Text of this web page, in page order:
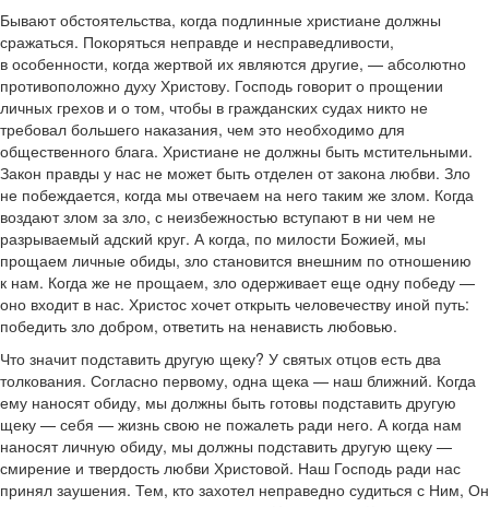
Бывают обстоятельства, когда подлинные христиане должны
сражаться. Покоряться неправде и несправедливости,
в особенности, когда жертвой их являются другие, — абсолютно
противоположно духу Христову. Господь говорит о прощении
личных грехов и о том, чтобы в гражданских судах никто не
требовал большего наказания, чем это необходимо для
общественного блага. Христиане не должны быть мстительными.
Закон правды у нас не может быть отделен от закона любви. Зло
не побеждается, когда мы отвечаем на него таким же злом. Когда
воздают злом за зло, с неизбежностью вступают в ни чем не
разрываемый адский круг. А когда, по милости Божией, мы
прощаем личные обиды, зло становится внешним по отношению
к нам. Когда же не прощаем, зло одерживает еще одну победу —
оно входит в нас. Христос хочет открыть человечеству иной путь:
победить зло добром, ответить на ненависть любовью.
Что значит подставить другую щеку? У святых отцов есть два
толкования. Согласно первому, одна щека — наш ближний. Когда
ему наносят обиду, мы должны быть готовы подставить другую
щеку — себя — жизнь свою не пожалеть ради него. А когда нам
наносят личную обиду, мы должны подставить другую щеку —
смирение и твердость любви Христовой. Наш Господь ради нас
принял заушения. Тем, кто захотел неправедно судиться с Ним, Он